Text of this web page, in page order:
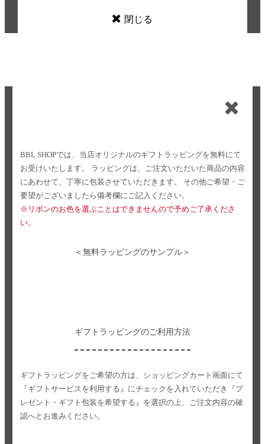
閉じる
BBL SHOPでは、当店オリジナルのギフトラッピングを無料にて
お受けいたします。
ラッピングは、ご注文いただいた商品の内容
にあわせて、丁寧に包装させていただきます。
その他ご希望・ご
要望がございましたら備考欄にご記入ください。
※リボンのお色を選ぶことはできませんので予めご了承くださ
い。
＜無料ラッピングのサンプル＞
ギフトラッピングのご利用方法
ギフトラッピングをご希望の方は、ショッピングカート画面にて
『ギフトサービスを利用する』にチェックを入れていただき
『プ
レゼント・ギフト包装を希望する』を選択の上、ご注文内容の確
認へとお進みください。